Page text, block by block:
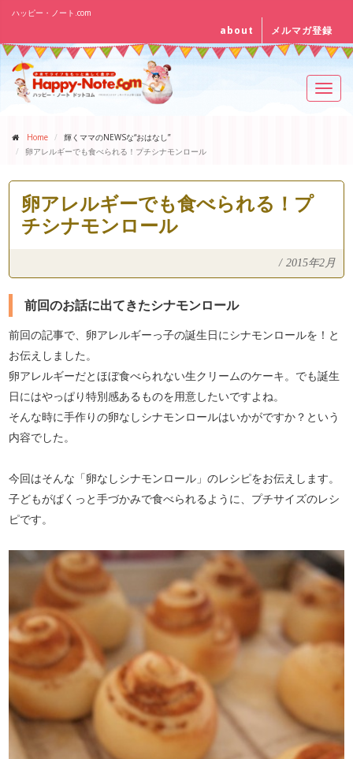
ハッピー・ノート.com
about メルマガ登録
Home
輝くママのNEWSな“おはなし”
卵アレルギーでも食べられる！プチシナモンロール
卵アレルギーでも食べられる！プ
チシナモンロール
/ 2015年2月
前回のお話に出てきたシナモンロール
前回の記事で、卵アレルギーっ子の誕生日にシナモンロールを！と
お伝えしました。
卵アレルギーだとほぼ食べられない生クリームのケーキ。でも誕生
日にはやっぱり特別感あるものを用意したいですよね。
そんな時に手作りの卵なしシナモンロールはいかがですか？という
内容でした。
今回はそんな「卵なしシナモンロール」のレシピをお伝えします。
子どもがぱくっと手づかみで食べられるように、プチサイズのレシ
ピです。